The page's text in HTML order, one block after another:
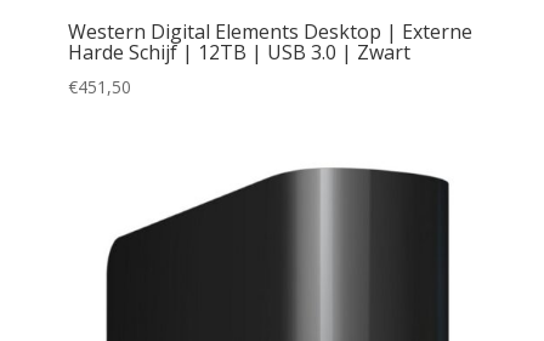
Western Digital Elements Desktop | Externe
Harde Schijf | 12TB | USB 3.0 | Zwart
€451,50